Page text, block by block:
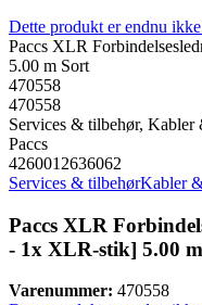
Dette produkt er endnu
Paccs XLR
5.00 m Sort
470558
470558
Services & tilbehør, Kabler
Paccs
4260012636062
Services & tilbehørKabler
Paccs XLR
- 1x XLR-stik] 5.00
Varenummer: 470558